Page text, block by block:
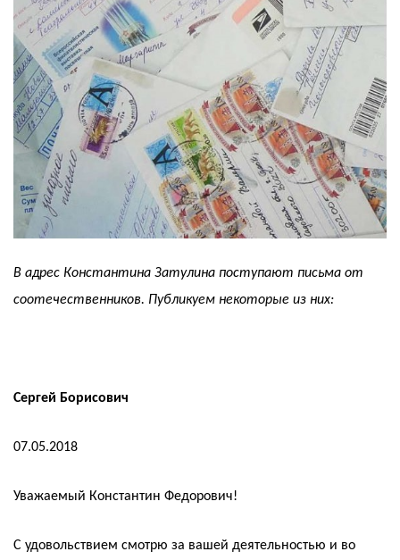
В адрес Константина Затулина поступают письма от
соотечественников. Публикуем некоторые из них:
Сергей Борисович
07.05.2018
Уважаемый Константин Федорович!
С удовольствием смотрю за вашей деятельностью и во